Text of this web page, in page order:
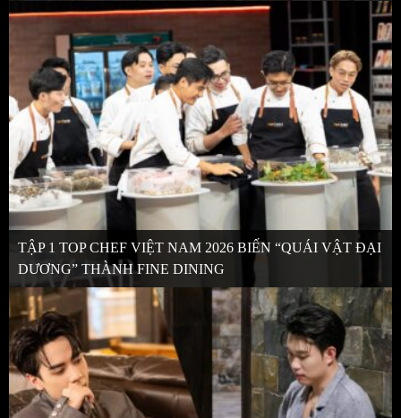
TẬP 1 TOP CHEF VIỆT NAM 2026 BIẾN “QUÁI VẬT ĐẠI
DƯƠNG” THÀNH FINE DINING